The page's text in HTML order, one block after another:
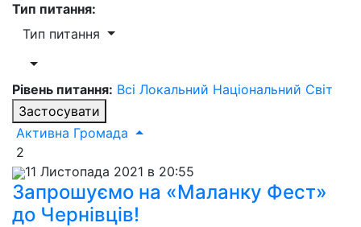
Тип питання:
Тип питання
Рівень питання: Всі Локальний Національний Світ
Застосувати
Активна Громада
2
11 Листопада 2021 в 20:55
Запрошуємо на «Маланку Фест»
до Чернівців!